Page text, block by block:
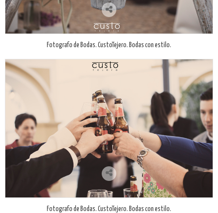
Fotografo de Bodas. CustoTejero. Bodas con estilo.
Fotografo de Bodas. CustoTejero. Bodas con estilo.